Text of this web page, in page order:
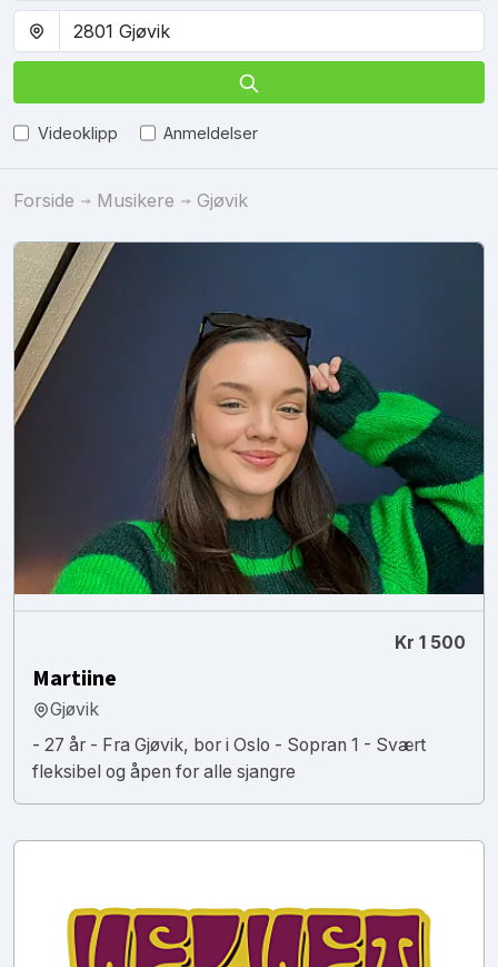
Videoklipp Anmeldelser
Forside Musikere Gjøvik
Kr 1 500
Martiine
Gjøvik
- 27 år - Fra Gjøvik, bor i Oslo - Sopran 1 - Svært
fleksibel og åpen for alle sjangre